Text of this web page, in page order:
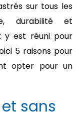
sur tous les
durabilité et
y est réuni pour
5 raisons pour
opter pour un
sans